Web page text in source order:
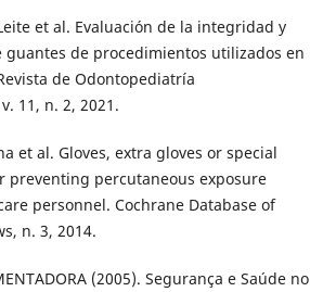
et al. Evaluación de la integridad y
de procedimientos utilizados en
de Odontopediatría
11, n. 2, 2021.
et al. Gloves, extra gloves or special
preventing percutaneous exposure
personnel. Cochrane Database of
n. 3, 2014.
(2005). Segurança e Saúde no